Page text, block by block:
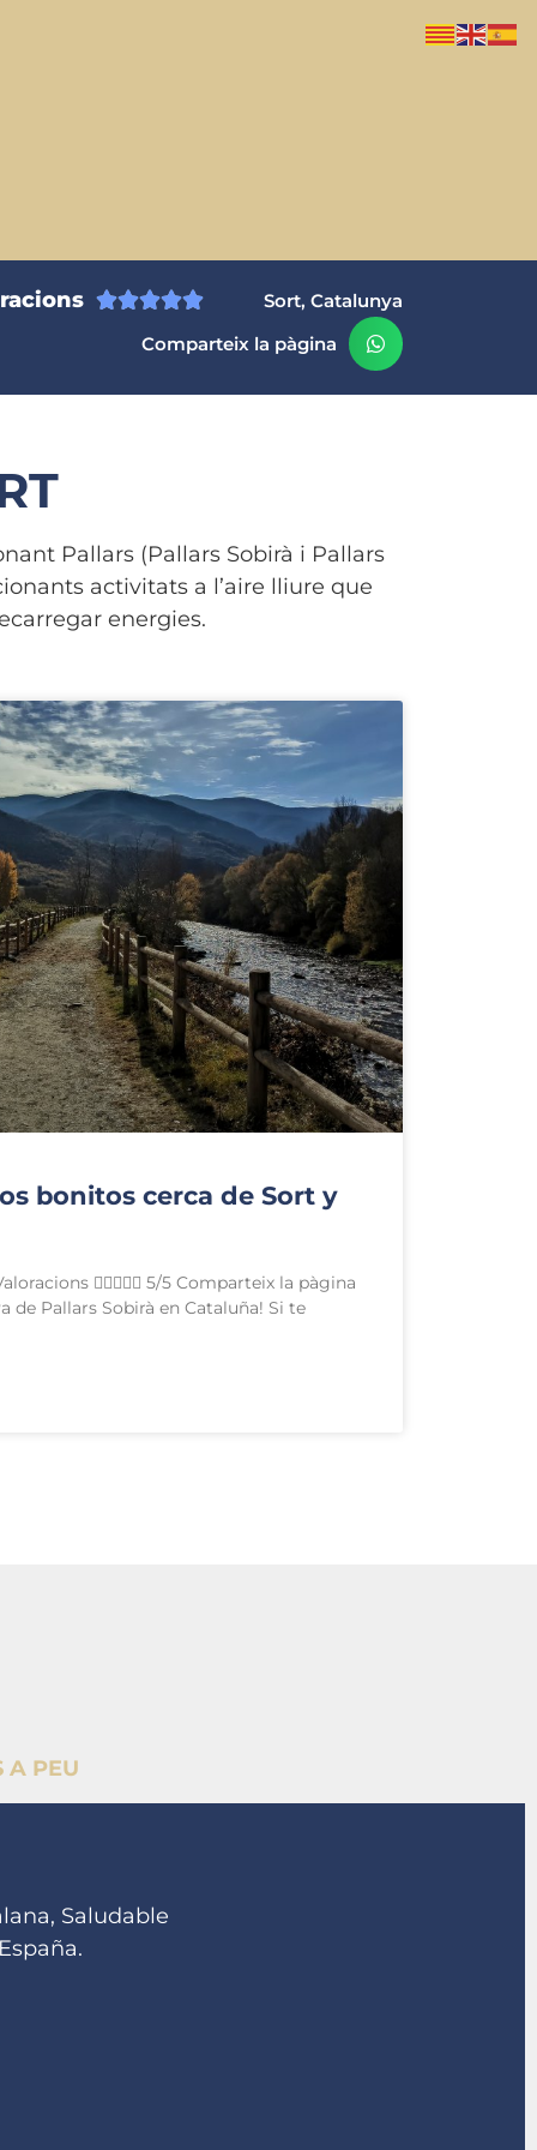

Sort, Catalunya
Comparteix la pàgina
Pallars (Pallars Sobirà i Pallars
activitats a l’aire lliure que
energies.
bonitos cerca de Sort y
 5/5 Comparteix la pàgina
de Pallars Sobirà en Cataluña! Si te
A PEU
Saludable